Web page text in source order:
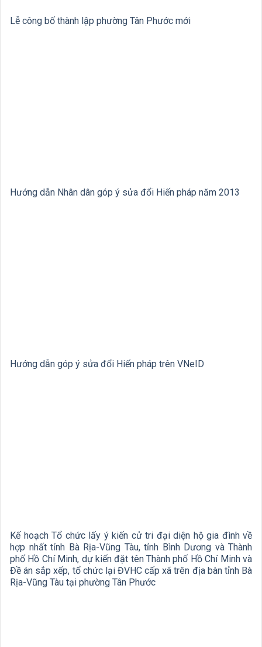
Lễ công bố thành lập phường Tân Phước mới
Hướng dẫn Nhân dân góp ý sửa đổi Hiến pháp năm 2013
Hướng dẫn góp ý sửa đổi Hiến pháp trên VNeID
Kế hoạch Tổ chức lấy ý kiến cử tri đại diện hộ gia đình về
hợp nhất tỉnh Bà Rịa-Vũng Tàu, tỉnh Bình Dương và Thành
phố Hồ Chí Minh, dự kiến đặt tên Thành phố Hồ Chí Minh và
Đề án sắp xếp, tổ chức lại ĐVHC cấp xã trên địa bàn tỉnh Bà
Rịa-Vũng Tàu tại phường Tân Phước